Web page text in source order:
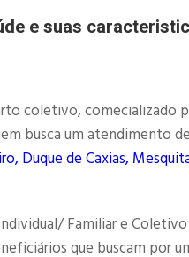
e suas
coletivo, comecializado
busca um atendimento
Duque de Caxias,
Familiar e
que buscam por